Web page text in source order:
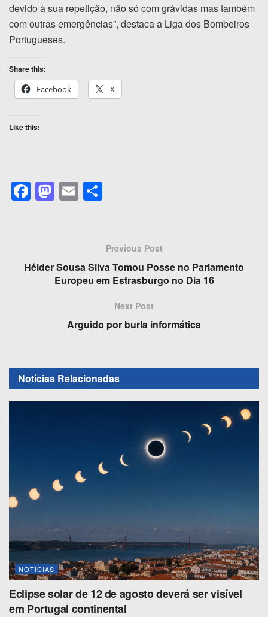
devido à sua repetição, não só com grávidas mas também
com outras emergências”, destaca a Liga dos Bombeiros
Portugueses.
Share this:
Facebook
X
Like this:
F
a
b
M
a
d
o
E
m
e
Previous Post
Hélder Sousa Silva Tomou Posse no Parlamento
Europeu em Estrasburgo no Dia 16
Next Post
Arguido por burla informática
Notícias Relacionadas
NOTÍCIAS
Eclipse solar de 12 de agosto deverá ser visível
em Portugal continental